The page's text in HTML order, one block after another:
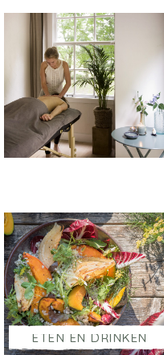
ETEN EN DRINKEN